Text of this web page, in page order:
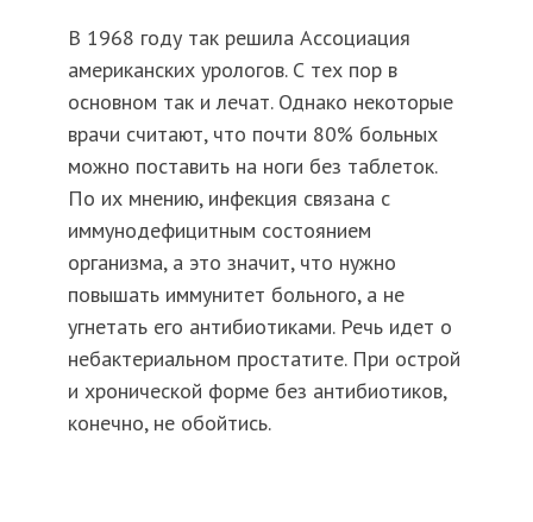
В 1968 году так решила Ассоциация
американских урологов. С тех пор в
основном так и лечат. Однако некоторые
врачи считают, что почти 80% больных
можно поставить на ноги без таблеток.
По их мнению, инфекция связана с
иммунодефицитным состоянием
организма, а это значит, что нужно
повышать иммунитет больного, а не
угнетать его антибиотиками. Речь идет о
небактериальном простатите. При острой
и хронической форме без антибиотиков,
конечно, не обойтись.